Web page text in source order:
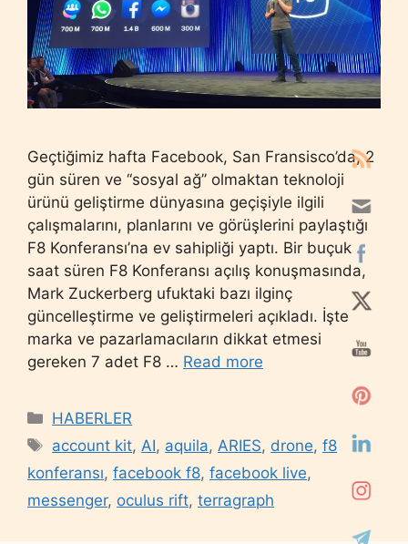
Geçtiğimiz hafta Facebook, San Fransisco’da, 2
gün süren ve ‘‘sosyal ağ’’ olmaktan teknoloji
ürünü geliştirme dünyasına geçişiyle ilgili
çalışmalarını, planlarını ve görüşlerini paylaştığı
F8 Konferansı’na ev sahipliği yaptı. Bir buçuk
saat süren F8 Konferansı açılış konuşmasında,
Mark Zuckerberg ufuktaki bazı ilginç
güncelleştirme ve geliştirmeleri açıkladı. İşte
marka ve pazarlamacıların dikkat etmesi
gereken 7 adet F8 … Read more
Categories
HABERLER
Tags
account kit,AI, aquila,ARIES, drone,f8
konferansı, facebook f8, facebook live,
messenger, oculus rift, terragraph